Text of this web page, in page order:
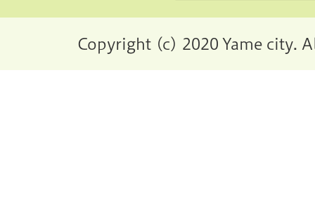
Copyright (c) 2020 Yame city.